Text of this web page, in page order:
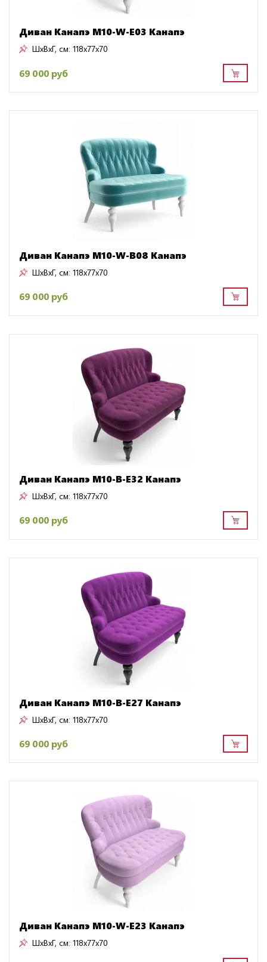
Диван Канапэ M10-W-E03 Канапэ
ШxВxГ, см: 118x77x70
69 000 руб
Диван Канапэ M10-W-B08 Канапэ
ШxВxГ, см: 118x77x70
69 000 руб
Диван Канапэ M10-B-E32 Канапэ
ШxВxГ, см: 118x77x70
69 000 руб
Диван Канапэ M10-B-E27 Канапэ
ШxВxГ, см: 118x77x70
69 000 руб
Диван Канапэ M10-W-E23 Канапэ
ШxВxГ, см: 118x77x70